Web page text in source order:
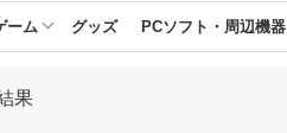
ーム グッズ PCソフト・周辺機器
果